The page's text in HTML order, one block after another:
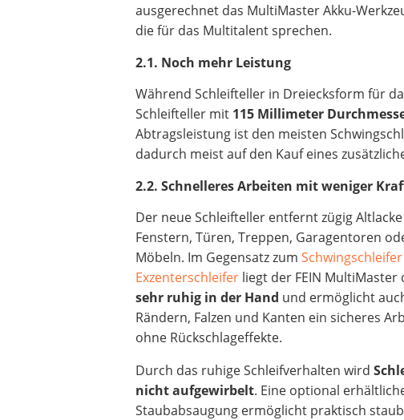
ausgerechnet das MultiMaster Akku-
die für das Multitalent sprechen.
2.1. Noch mehr Leistung
Während Schleifteller in Dreiecksform für
Schleifteller mit 115 Millimeter
Abtragsleistung ist den meisten
dadurch meist auf den Kauf eines
2.2. Schnelleres Arbeiten mit weniger
Der neue Schleifteller entfernt zügig
Fenstern, Türen, Treppen, Garagentoren
Möbeln. Im Gegensatz zumSchwingschleifer
Exzenterschleifer liegt der FEIN MultiMaster
sehr ruhig in der Hand und ermöglicht
Rändern, Falzen und Kanten ein sicheres
ohne Rückschlageffekte.
Durch das ruhige Schleifverhalten wird
nicht aufgewirbelt. Eine optional
Staubabsaugung ermöglicht praktisch